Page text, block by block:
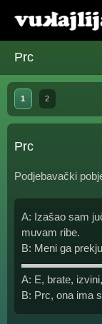
Prc
1 2
Prc
Podjebavački
A: Izašao sam
muvam ribe.
B: Meni ga
A: E, brate,
B: Prc, ona ima